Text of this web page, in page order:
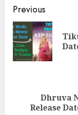
Continue
Reading
Previous
Next
Dhruva
Release